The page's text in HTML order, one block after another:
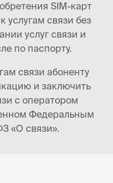
SIM-карт
услугам связи без
услуг связи и
по паспорту.
связи абоненту
и заключить
с оператором
Федеральным
«О связи».